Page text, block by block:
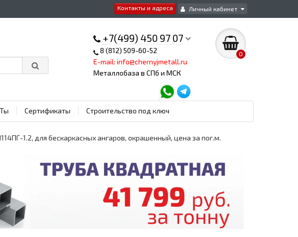
Контакты и адреса Личный кабинет
+7(499) 450 97 07
8 (812) 509-60-52
E-mail: info@chernyjmetall.ru
Металлобаза в СПб и МСК
0
Сертификаты Строительство под ключ
1.2, для бескаркасных ангаров, окрашенный, цена за пог.м.